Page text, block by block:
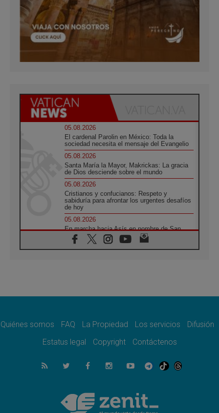
05.08.2026
El cardenal Parolin en México: Toda la
sociedad necesita el mensaje del Evangelio
05.08.2026
Santa María la Mayor, Makrickas: La gracia
de Dios desciende sobre el mundo
05.08.2026
Cristianos y confucianos: Respeto y
sabiduría para afrontar los urgentes desafíos
de hoy
05.08.2026
En marcha hacia Asís en nombre de San
Francisco, a la espera de León
05.08.2026
quienes bendicen la guerra
Ucrania: Ataque masivo en Kyiv durante la
noche
05.08.2026
Colombo: "La visita del Papa a Argentina
05.08.2026
Iglesia en Uruguay: la visita del Papa
Quiénes somos FAQ La Propiedad Los servicios
Difusión
Estatus legal
Copyright Contáctenos